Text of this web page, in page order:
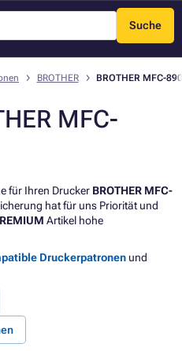
Suche
Menü
BROTHER BROTHER MFC-
MFC-
für Ihren Drucker BROTHER MFC-
hat für uns Priorität und
Artikel hohe
Druckerpatronen und